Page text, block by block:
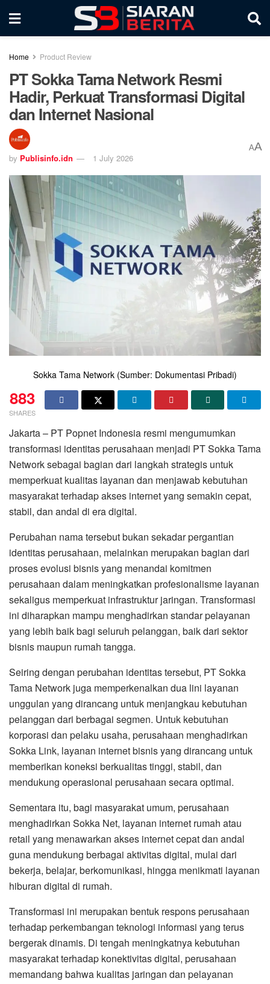
Home Product Review
PT Sokka Tama Network Resmi
Hadir, Perkuat Transformasi Digital
dan Internet Nasional
by Publisinfo.idn 1 July 2026
AA
Sokka Tama Network (Sumber: Dokumentasi Pribadi)
883
SHARES
Jakarta – PT Popnet Indonesia resmi mengumumkan
transformasi identitas perusahaan menjadi PT Sokka Tama
Network sebagai bagian dari langkah strategis untuk
memperkuat kualitas layanan dan menjawab kebutuhan
masyarakat terhadap akses internet yang semakin cepat,
stabil, dan andal di era digital.
Perubahan nama tersebut bukan sekadar pergantian
identitas perusahaan, melainkan merupakan bagian dari
proses evolusi bisnis yang menandai komitmen
perusahaan dalam meningkatkan profesionalisme layanan
sekaligus memperkuat infrastruktur jaringan. Transformasi
ini diharapkan mampu menghadirkan standar pelayanan
yang lebih baik bagi seluruh pelanggan, baik dari sektor
bisnis maupun rumah tangga.
Seiring dengan perubahan identitas tersebut, PT Sokka
Tama Network juga memperkenalkan dua lini layanan
unggulan yang dirancang untuk menjangkau kebutuhan
pelanggan dari berbagai segmen. Untuk kebutuhan
korporasi dan pelaku usaha, perusahaan menghadirkan
Sokka Link, layanan internet bisnis yang dirancang untuk
memberikan koneksi berkualitas tinggi, stabil, dan
mendukung operasional perusahaan secara optimal.
Sementara itu, bagi masyarakat umum, perusahaan
menghadirkan Sokka Net, layanan internet rumah atau
retail yang menawarkan akses internet cepat dan andal
guna mendukung berbagai aktivitas digital, mulai dari
bekerja, belajar, berkomunikasi, hingga menikmati layanan
hiburan digital di rumah.
Transformasi ini merupakan bentuk respons perusahaan
terhadap perkembangan teknologi informasi yang terus
bergerak dinamis. Di tengah meningkatnya kebutuhan
masyarakat terhadap konektivitas digital, perusahaan
memandang bahwa kualitas jaringan dan pelayanan